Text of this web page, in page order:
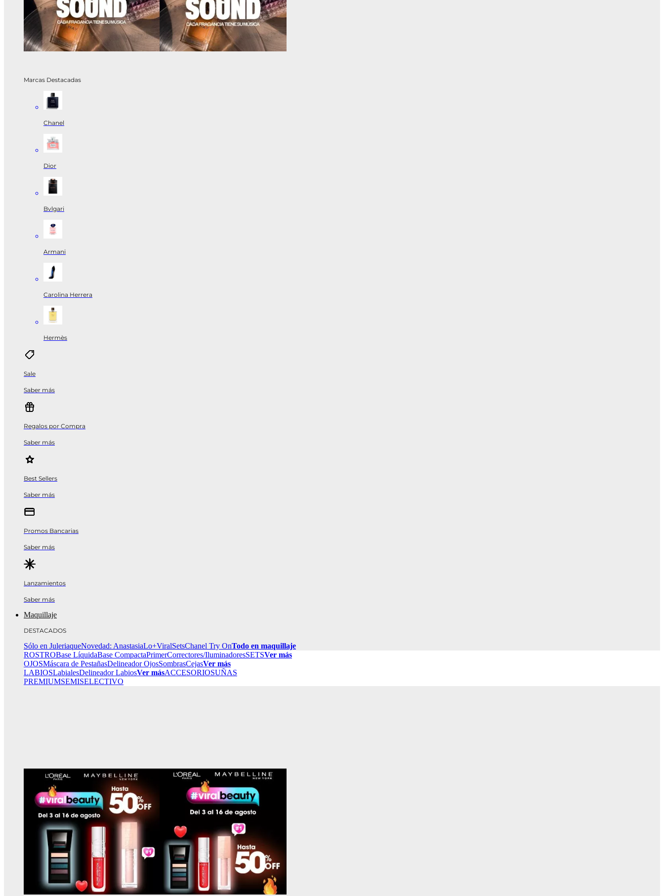
Marcas Destacadas
Chanel
Dior
Bvlgari
Armani
Carolina Herrera
Hermès
Sale
Saber más
Regalos por Compra
Saber más
Best Sellers
Saber más
Promos Bancarias
Saber más
Lanzamientos
Saber más
Maquillaje
DESTACADOS
Sólo en JuleriaqueNovedad: AnastasiaLo+ViralSetsChanel Try OnTodo en maquillaje
ROSTROBase LíquidaBase CompactaPrimerCorrectores/IluminadoresSETSVer más
OJOSMáscara de PestañasDelineador OjosSombrasCejasVer más
LABIOSLabialesDelineador LabiosVer másACCESORIOSUÑAS
PREMIUMSEMISELECTIVO